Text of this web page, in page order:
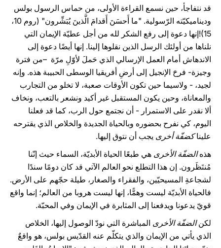
قد نتفاجأ، حين نسمع القراءة الأولى، من حماس الرسول بولس
وديناميكيّته الرّسولية. "ما أَحسَنَ أَقدامَ الَّذينَ يُبَشِّرون" (روم 10،
15)!إنها دعوة إلى رفع الشكر لله من أجل عطيّة الإيمان التي
نلناها من أولئك الرسل الذين نقلوها إلينا. إنها أيضًا دعوة إلى
الاندهاش أمام العمل الإرسالي الذي حَملَ لأوّلِ مرّة –من فترة
وجيزة- فرحَ الإنجيل إلى أرضِ أفريقيا الوسطى الحبيبة هذه. وإنه
لجيد، - ولاسيما حين تكون الأوقات صعبة، لا تخلو من التجارب
والمعاناة، وحين يكون المستقبل غير أكيد ونشعر بالتعب، ونخاف
ألا نقدر على الاستمرار - أن نجتمع حول الرب، كما قد فعلنا
اليوم، كي نفرح بحضوره وبالحياة الجديدة والخلاص الذي يقترحه
عليناكضفّة أخرى يجب أن نتوق إليها.
هذهالضفّة الأخرى هي طبعًا الحياة الأبديّة، السماء حيث إنّنا
مُنتَظَرون. إن هذا التطلع نحو العالم الآتي قد كان دومًا سندًا
لشجاعةِ المسيحيّين، والفقراء والصغار، طيلة حجّهم على الأرض.
فالحياة الأبديّة ليست وهمًّا، إنها ليست هروبا من العالم؛ إنما واقع
قويّ يدعونا ويدفعنا إلى المثابرة في الإيمان وفي المحبّة.
لكنالضفّة الأخرى المباشرة التي نودّ الوصول إليها، الخلاص
الذي يأتي من الإيمان والذي يتكلّم عنه القدّيس بولس، هو واقعٌ